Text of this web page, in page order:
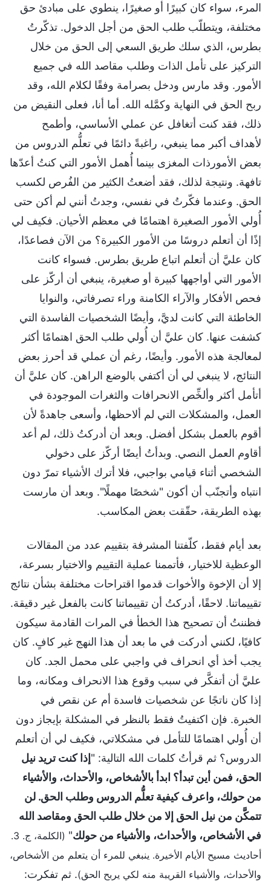
المرء، سواء كان كبيرًا أو صغيرًا، ينطوي على مبادئ حق
مختلفة، ويتطلّب طلب الحق من أجل الدخول. تذكّرتُ
بطرس، الذي سلك طريق السعي إلى الحق من خلال
التركيز على تأمل الذات وطلب مقاصد الله في جميع
الأمور. وقد مارس ودخل بصرامة وفقًا لكلام الله، وقد
ربح الحق في النهاية وكمَّله الله. أما أنا، فعلى النقيض من
ذلك، فقد كنت أتغافل عن عملي الأساسي، وأطمح
لأهداف أكبر مما ينبغي، راغبةً دائمًا في تعلُّم الدروس من
بعض الأمورذات المغزى بينما أُهمل الأمور التي كنتُ أعدّها
تافهة. ونتيجة لذلك، فقد أضعتُ الكثير من الفُرص لكسب
الحق. وعندما فكّرتُ في نفسي، وجدتُ أنني لم أكن حتى
أُولي الأمور الصغيرة اهتمامًا في معظم الأحيان. فكيف لي
إذًا أن أتعلم دروسًا من الأمور الكبيرة؟ من الآن فصاعدًا،
كان عليَّ أن أتعلم اتباع طريق بطرس. فسواء كانت
الأمور التي أواجهها كبيرة أو صغيرة، ينبغي أن أركّز على
فحص الأفكار والآراء الكامنة وراء تصرفاتي، والنوايا
الخاطئة التي كانت لديَّ، وأيضًا الشخصيات الفاسدة التي
كشفت عنها. كان عليَّ أن أُولي طلب الحق اهتمامًا أكثر
لمعالجة هذه الأمور. وأيضًا، رغم أن عملي قد أحرز بعض
النتائج، لا ينبغي لي أن أكتفي بالوضع الراهن. كان عليَّ أن
أتأمل أكثر وألخِّص الانحرافات والثغرات الموجودة في
العمل، والمشكلات التي لم ألاحظها، وأسعى جاهدةً لأن
أقوم بالعمل بشكل أفضل. وبعد أن أدركتُ ذلك، لم أعد
أقاوم العمل النصي. وبدأتُ أيضًا أركّز على دخولي
الشخصي أثناء قيامي بواجبي، فلا أترك الأشياء تمرّ دون
انتباه وأتجنّب أن أكون "شخصًا مهملًا". وبعد أن مارست
بهذه الطريقة، حقّقت بعض المكاسب.
بعد أيام فقط، كلّفتنا المشرفة بتقييم عدد من المقالات
الوعظية للاختيار، فأتممنا عملية التقييم والاختيار بسرعة،
إلا أن الإخوة والأخوات قدموا اقتراحات مختلفة بشأن نتائج
تقييماتنا. لاحقًا، أدركتُ أن تقييماتنا كانت بالفعل غير دقيقة.
فظننتُ أن تصحيح هذا الخطأ في المرات القادمة سيكون
كافيًا، لكنني أدركت في ما بعد أن هذا النهج غير كافٍ. كان
يجب أخذ أي انحراف في واجبي على محمل الجد. كان
عليَّ أن أتفكَّر في سبب وقوع هذا الانحراف ومكانه، وما
إذا كان ناتجًا عن شخصيات فاسدة أم عن نقص في
الخبرة. فإن اكتفيتُ فقط بالنظر في المشكلة بإيجاز دون
أن أُولي اهتمامًا للتأمل في مشكلاتي، فكيف لي أن أتعلم
الدروس؟ ثم قرأتُ كلمات الله التالية: "إذا كنت تريد نيل
الحق، فمن أين تبدأ؟ ابدأ بالأشخاص، والأحداث، والأشياء
من حولك، واعرف كيفية تعلُّم الدروس وطلب الحق. لن
تتمكَّن من نيل الحق إلا من خلال طلب الحق ومقاصد الله
في الأشخاص، والأحداث، والأشياء من حولك"
(الكلمة، ج. 3.
أحاديث مسيح الأيام الأخيرة. ينبغي للمرء أن يتعلم من الأشخاص،
والأحداث، والأشياء القريبة منه لكي يربح الحق). ثم تفكرت: